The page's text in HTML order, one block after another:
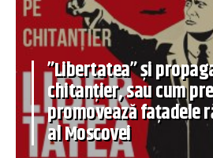
”Libertatea” și
chitanțier, sau cum
promovează fațadele
al Moscovei